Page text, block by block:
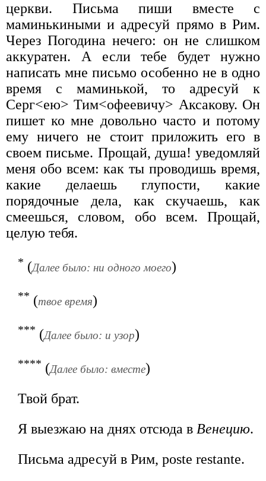
церкви. Письма пиши вместе с
маминькиными и адресуй прямо в Рим.
Через Погодина нечего: он не слишком
аккуратен. А если тебе будет нужно
написать мне письмо особенно не в одно
время с маминькой, то адресуй к
Серг<ею> Тим<офеевичу> Аксакову. Он
пишет ко мне довольно часто и потому
ему ничего не стоит приложить его в
своем письме. Прощай, душа! уведомляй
меня обо всем: как ты проводишь время,
какие делаешь глупости, какие
порядочные дела, как скучаешь, как
смеешься, словом, обо всем. Прощай,
целую тебя.
* (Далее было: ни одного моего)
** (твое время)
*** (Далее было: и узор)
**** (Далее было: вместе)
Твой брат.
Я выезжаю на днях отсюда в Венецию.
Письма адресуй в Рим, poste restante.